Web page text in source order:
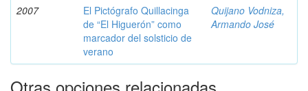
2007
El Pictógrafo Quillacinga
de “El Higuerón” como
marcador del solsticio de
verano
Quijano Vodniza,
Armando José